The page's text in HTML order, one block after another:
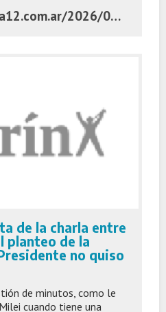
https://www.pagina12.com.ar/2026/06/03/bullrich-tiene-su-propia-lista-negra-de-candidatos-a-jueces-y-fiscales/
de la charla entre
planteo de la
no quiso
de minutos, como le
cuando tiene una